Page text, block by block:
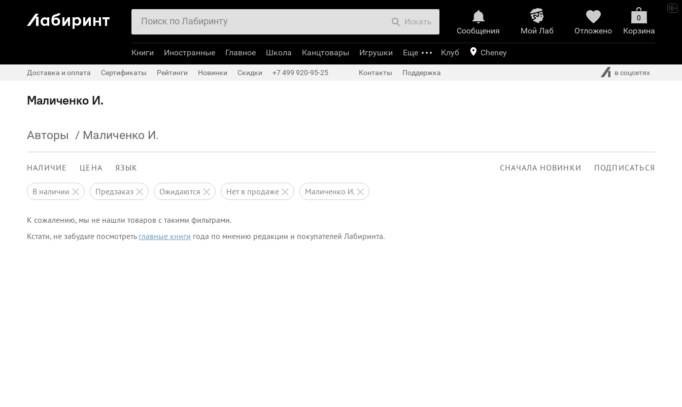
Маличенко И.
Авторы / Маличенко И.
НАЛИЧИЕ ЦЕНА ЯЗЫК СНАЧАЛА НОВИНКИ ПОДПИСАТЬСЯ
в наличии предзаказ ожидаются нет в продаже Маличенко И.
К сожалению, мы не нашли товаров с такими фильтрами.
Кстати, не забудьте посмотреть главные книги года по мнению редакции и покупателей Лабиринта.
Сообщения
Mой Лаб​
иринт
Отложено
0
Корзина
Искать
Книги Иностранные Главное Школа Канцтовары Игрушки Еще Клуб Cheney
Доставка и оплата Сертификаты Рейтинги Новинки Скидки +7 499 920-95-25 Контакты Поддержка в соцсетях